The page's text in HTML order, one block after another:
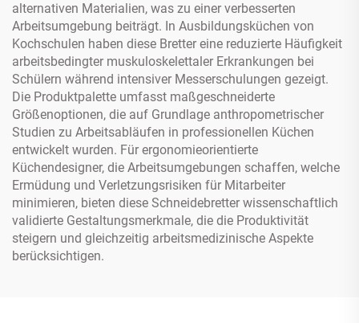
alternativen Materialien, was zu einer verbesserten
Arbeitsumgebung beiträgt. In Ausbildungsküchen von
Kochschulen haben diese Bretter eine reduzierte Häufigkeit
arbeitsbedingter muskuloskelettaler Erkrankungen bei
Schülern während intensiver Messerschulungen gezeigt.
Die Produktpalette umfasst maßgeschneiderte
Größenoptionen, die auf Grundlage anthropometrischer
Studien zu Arbeitsabläufen in professionellen Küchen
entwickelt wurden. Für ergonomieorientierte
Küchendesigner, die Arbeitsumgebungen schaffen, welche
Ermüdung und Verletzungsrisiken für Mitarbeiter
minimieren, bieten diese Schneidebretter wissenschaftlich
validierte Gestaltungsmerkmale, die die Produktivität
steigern und gleichzeitig arbeitsmedizinische Aspekte
berücksichtigen.